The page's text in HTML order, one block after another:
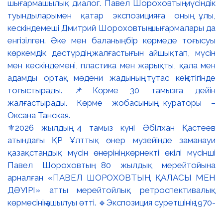
⚜️2026 жылдың 4 тамыз күні Әбілхан Қастеев
атындағы ҚР Ұлттық өнер музейінде заманауи
қазақстандық мүсін өнерінің көрнекті өкілі мүсінші
Павел Шороховтың 80 жылдық мерейтойына
арналған «ПАВЕЛ ШОРОХОВТЫҢ ҚАЛАСЫ МЕН
ДӘУІРІ» атты мерейтойлық ретроспективалық
көрмесінің ашылуы өтті. 🔹Экспозиция суретшінің 1970-